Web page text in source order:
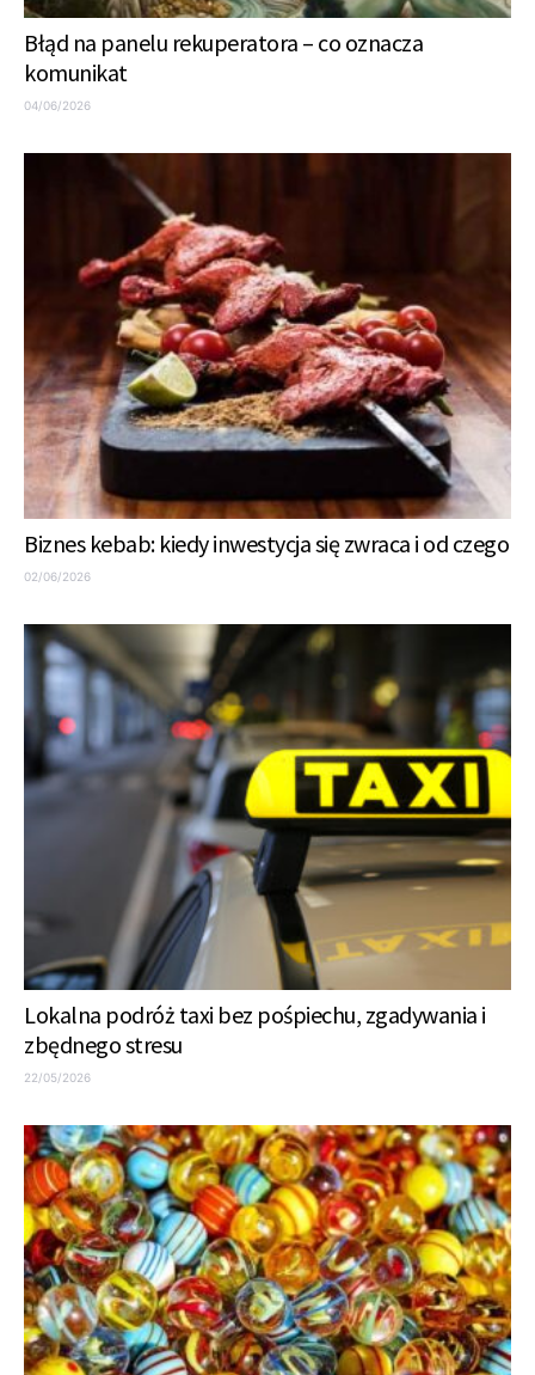
Błąd na panelu rekuperatora – co oznacza
komunikat
04/06/2026
Biznes kebab: kiedy inwestycja się zwraca i od czego
02/06/2026
Lokalna podróż taxi bez pośpiechu, zgadywania i
zbędnego stresu
22/05/2026